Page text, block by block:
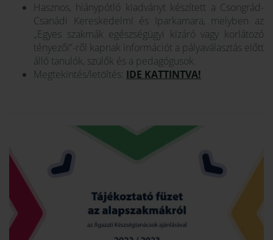
Hasznos, hiánypótló kiadványt készített a Csongrád-
Csanádi Kereskedelmi és Iparkamara, melyben az
„Egyes szakmák egészségügyi kizáró vagy korlátozó
tényezői”-ről kapnak információt a pályaválasztás előtt
álló tanulók, szülők és a pedagógusok.
Megtekintés/letöltés: IDE KATTINTVA!